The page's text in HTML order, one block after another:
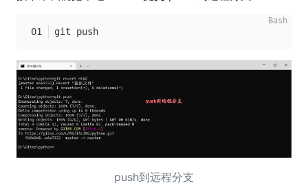
git push
push到远程分支